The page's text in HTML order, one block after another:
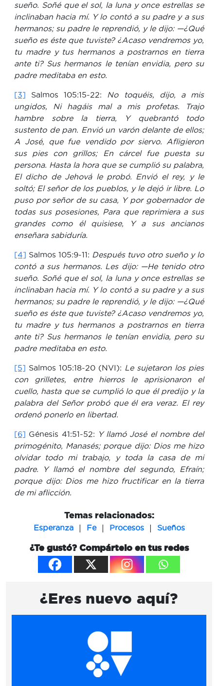
sueño. Soñé que el sol, la luna y once estrellas se
inclinaban hacia mí. Y lo contó a su padre y a sus
hermanos; su padre le reprendió, y le dijo: —¿Qué
sueño es éste que tuviste? ¿Acaso vendremos yo,
tu madre y tus hermanos a postrarnos en tierra
ante ti? Sus hermanos le tenían envidia, pero su
padre meditaba en esto.
[3] Salmos 105:15-22: No toquéis, dijo, a mis
ungidos, Ni hagáis mal a mis profetas. Trajo
hambre sobre la tierra, Y quebrantó todo
sustento de pan. Envió un varón delante de ellos;
A José, que fue vendido por siervo. Afligieron
sus pies con grillos; En cárcel fue puesta su
persona. Hasta la hora que se cumplió su palabra,
El dicho de Jehová le probó. Envió el rey, y le
soltó; El señor de los pueblos, y le dejó ir libre. Lo
puso por señor de su casa, Y por gobernador de
todas sus posesiones, Para que reprimiera a sus
grandes como él quisiese, Y a sus ancianos
enseñara sabiduría.
[4] Salmos 105:9-11: Después tuvo otro sueño y lo
contó a sus hermanos. Les dijo:—He tenido otro
sueño. Soñé que el sol, la luna y once estrellas se
inclinaban hacia mí. Y lo contó a su padre y a sus
hermanos; su padre le reprendió, y le dijo: —¿Qué
sueño es éste que tuviste? ¿Acaso vendremos yo,
tu madre y tus hermanos a postrarnos en tierra
ante ti? Sus hermanos le tenían envidia, pero su
padre meditaba en esto.
[5] Salmos 105:18-20 (NVI): Le sujetaron los pies
con grilletes, entre hierros le aprisionaron el
cuello, hasta que se cumplió lo que él predijo y la
palabra del Señor probó que él era veraz. El rey
ordenó ponerlo en libertad.
[6] Génesis 41:51-52: Y llamó José el nombre del
primogénito, Manasés; porque dijo: Dios me hizo
olvidar todo mi trabajo, y toda la casa de mi
padre. Y llamó el nombre del segundo, Efraín;
porque dijo: Dios me hizo fructificar en la tierra
de mi aflicción.
Temas relacionados:
Esperanza | Fe | Procesos | Sueños
¿Te gustó? Compártelo en tus redes
¿Eres nuevo aquí?